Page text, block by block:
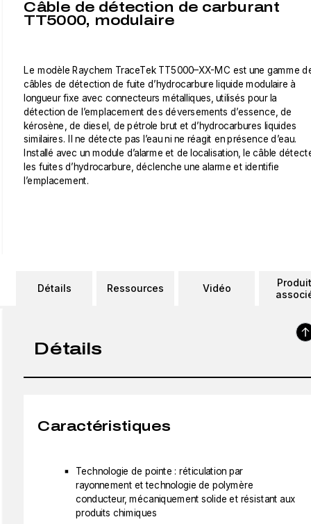
Câble de détection de carburant
TT5000, modulaire
Le modèle Raychem TraceTek TT5000–XX-MC est une gamme
câbles de détection de fuite d’hydrocarbure liquide modulaire à
longueur fixe avec connecteurs métalliques, utilisés pour la
détection de l’emplacement des déversements d’essence, de
kérosène, de diesel, de pétrole brut et d’hydrocarbures liquides
similaires. Il ne détecte pas l’eau ni ne réagit en présence d’eau.
Installé avec un module d’alarme et de localisation, le câble
les fuites d’hydrocarbure, déclenche une alarme et identifie
l’emplacement.
Détails Ressources Vidéo
Détails
Caractéristiques
Technologie de pointe : réticulation par
rayonnement et technologie de polymère
conducteur, mécaniquement solide et résistant aux
produits chimiques